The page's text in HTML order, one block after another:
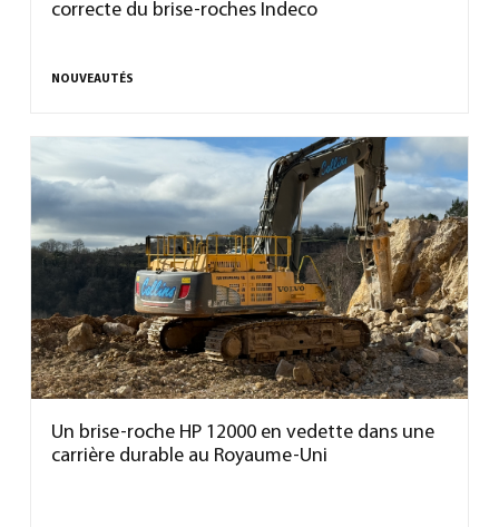
correcte du brise-roches Indeco
NOUVEAUTÉS
Un brise-roche HP 12000 en vedette dans une
carrière durable au Royaume-Uni